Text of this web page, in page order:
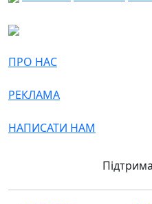
ПРО НАС
РЕКЛАМА
НАПИСАТИ НАМ